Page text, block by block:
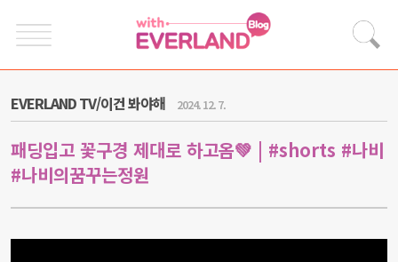
EVERLAND TV/이건 봐야해 2024. 12. 7.
패딩입고 꽃구경 제대로 하고옴💚 | #shorts #나비
#나비의꿈꾸는정원